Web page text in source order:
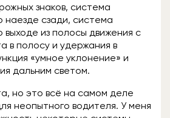
знаков, система
сзади, система
из полосы движения с
в полосу и удержания в
«умное уклонение» и
дальним светом.
но это всё на самом деле
неопытного водителя. У меня